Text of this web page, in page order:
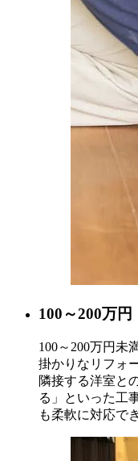
100～200万円
100～200万円未
掛かりなリフォ
隣接する洋室と
る」といった工
も柔軟に対応で